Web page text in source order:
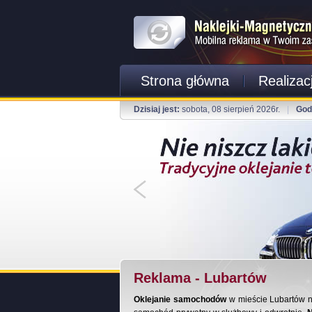
Strona główna
Dzisiaj jest: sobota, 08 sierpień 2026r.
Reklama - Lubartów
Oklejanie samochodóww mieście Lubartów